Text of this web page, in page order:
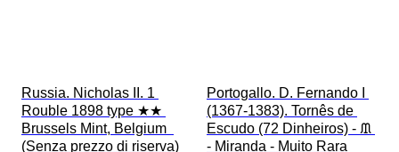
Russia. Nicholas II. 1
Rouble 1898 type ★★
Brussels Mint, Belgium
(Senza prezzo di riserva)
Portogallo. D. Fernando I
(1367-1383). Tornês de
Escudo (72 Dinheiros) - ᙢ
- Miranda - Muito Rara